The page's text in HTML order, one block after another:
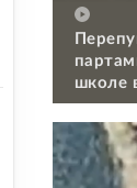
школе